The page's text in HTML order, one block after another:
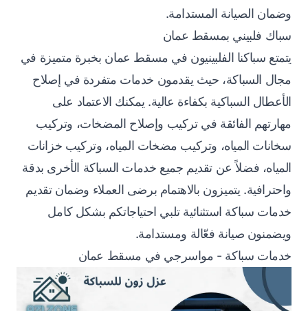
وضمان الصيانة المستدامة.
سباك فلبيني بمسقط عمان
يتمتع سباكنا الفلبينيون في مسقط عمان بخبرة متميزة في
مجال السباكة، حيث يقدمون خدمات متفردة في إصلاح
الأعطال السباكية بكفاءة عالية. يمكنك الاعتماد على
مهارتهم الفائقة في تركيب وإصلاح المضخات، وتركيب
سخانات المياه، وتركيب مضخات المياه، وتركيب خزانات
المياه، فضلاً عن تقديم جميع خدمات السباكة الأخرى بدقة
واحترافية. يتميزون بالاهتمام برضى العملاء وضمان تقديم
خدمات سباكة استثنائية تلبي احتياجاتكم بشكل كامل
ويضمنون صيانة فعّالة ومستدامة.
خدمات سباكة - مواسرجي في مسقط عمان